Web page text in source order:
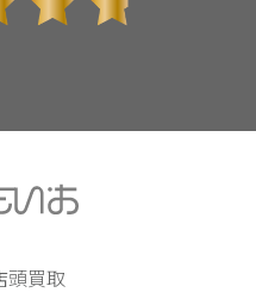
頭買取